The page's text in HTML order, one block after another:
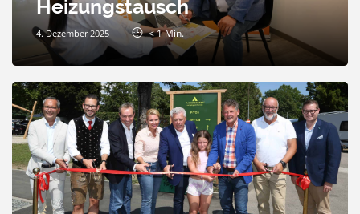
Heizungstausch
4. Dezember 2025 < 1Min.